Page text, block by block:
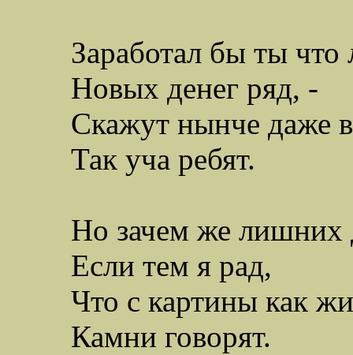
Заработал бы ты что
Новых денег ряд, -
Скажут нынче даже
Так уча ребят.
Но зачем же лишних
Если тем я рад,
Что с картины как
Камни говорят.